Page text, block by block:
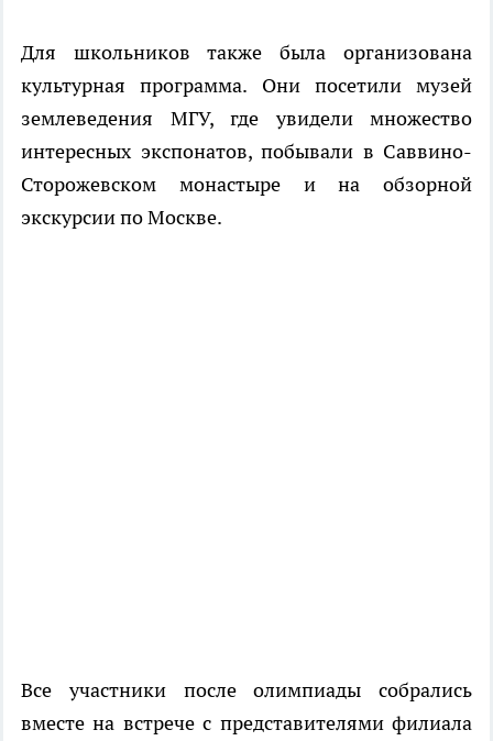
Для школьников также была организована
культурная программа. Они посетили музей
землеведения МГУ, где увидели множество
интересных экспонатов, побывали в Саввино-
Сторожевском монастыре и на обзорной
экскурсии по Москве.
Все участники после олимпиады собрались
вместе на встрече с представителями филиала